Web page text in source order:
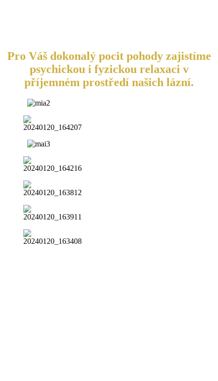
Pro Váš dokonalý pocit pohody zajistíme
psychickou i fyzickou relaxaci v
příjemném prostředí našich lázní.